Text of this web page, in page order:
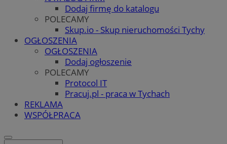
Dodaj firmę do katalogu
POLECAMY
Skup.io - Skup nieruchomości Tychy
OGŁOSZENIA
OGŁOSZENIA
Dodaj ogłoszenie
POLECAMY
Protocol IT
Pracuj.pl - praca w Tychach
REKLAMA
WSPÓŁPRACA